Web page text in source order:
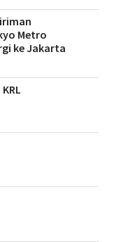
Metro
ke Jakarta